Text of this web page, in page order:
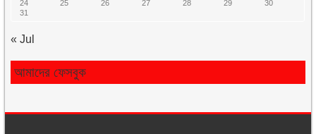
24
25 26 27 28 29
30
31
« Jul
আমাদের ফেসবুক